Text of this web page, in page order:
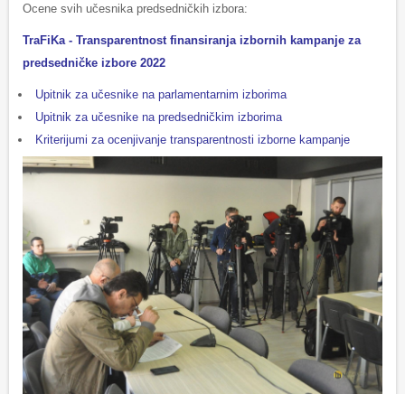
Ocene svih učesnika predsedničkih izbora:
TraFiKa - Transparentnost finansiranja izbornih kampanje za
predsedničke izbore 2022
Upitnik za učesnike na parlamentarnim izborima
Upitnik za učesnike na predsedničkim izborima
Kriterijumi za ocenjivanje transparentnosti izborne kampanje